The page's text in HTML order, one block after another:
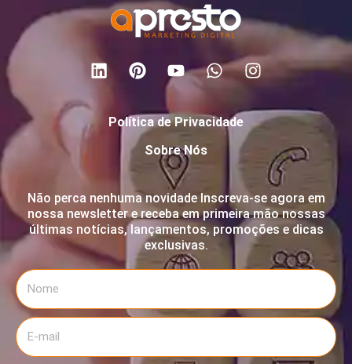
Política de Privacidade
Sobre Nós
Não perca nenhuma novidade Inscreva-se agora em
nossa newsletter e receba em primeira mão nossas
últimas notícias, lançamentos, promoções e dicas
exclusivas.